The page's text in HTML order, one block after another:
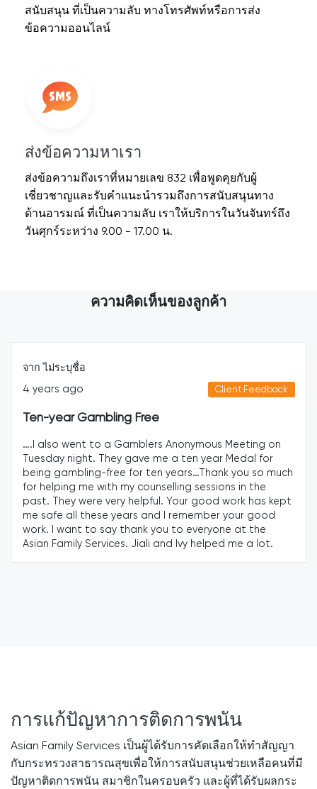
สนับสนุน ที่เป็นความลับ ทางโทรศัพท์หรือการส่ง
ข้อความออนไลน์
ส่งข้อความหาเรา
ส่งข้อความถึงเราที่หมายเลข 832 เพื่อพูดคุยกับผู้
เชี่ยวชาญและรับคำแนะนำรวมถึงการสนับสนุนทาง
ด้านอารมณ์ ที่เป็นความลับ เราให้บริการในวันจันทร์ถึง
วันศุกร์ระหว่าง 9.00 - 17.00 น.
ความคิดเห็นของลูกค้า
Feedback
on
for
so much
the
has kept
good
the
a lot.
I overcame gambling thanks to AFS
I have newly started religious study, and
the relationship with my son. My business
ok as I can concentrate on my work
gambling issues. I really appreciate that
Services’ counselling services have helped
overcome the gambling problems and to
better.
การแก้ปัญหาการติดการพนัน
Asian Family Services เป็นผู้ได้รับการคัดเลือกให้ทำสัญญา
กับกระทรวงสาธารณสุขเพื่อให้การสนับสนุนช่วยเหลือคนที่มี
ปัญหาติดการพนัน สมาชิกในครอบครัว และผู้ที่ได้รับผลกระ